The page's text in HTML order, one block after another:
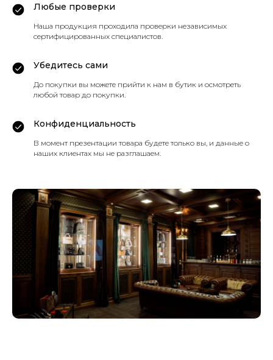
Любые проверки
Наша продукция проходила проверки независимых
сертифицированных специалистов.
Убедитесь сами
До покупки вы можете прийти к нам в бутик и осмотреть
любой товар до покупки.
Конфиденциальность
В момент презентации товара будете только вы, и данные о
наших клиентах мы не разглашаем.